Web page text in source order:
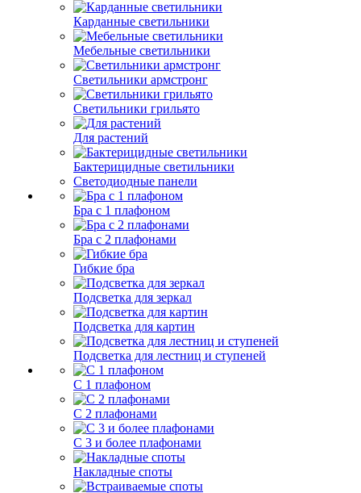
Карданные светильники
Мебельные светильники
Светильники армстронг
Светильники грильято
Для растений
Бактерицидные светильники
Светодиодные панели
Бра с 1 плафоном
Бра с 2 плафонами
Гибкие бра
Подсветка для зеркал
Подсветка для картин
Подсветка для лестниц и ступеней
С 1 плафоном
С 2 плафонами
С 3 и более плафонами
Накладные споты